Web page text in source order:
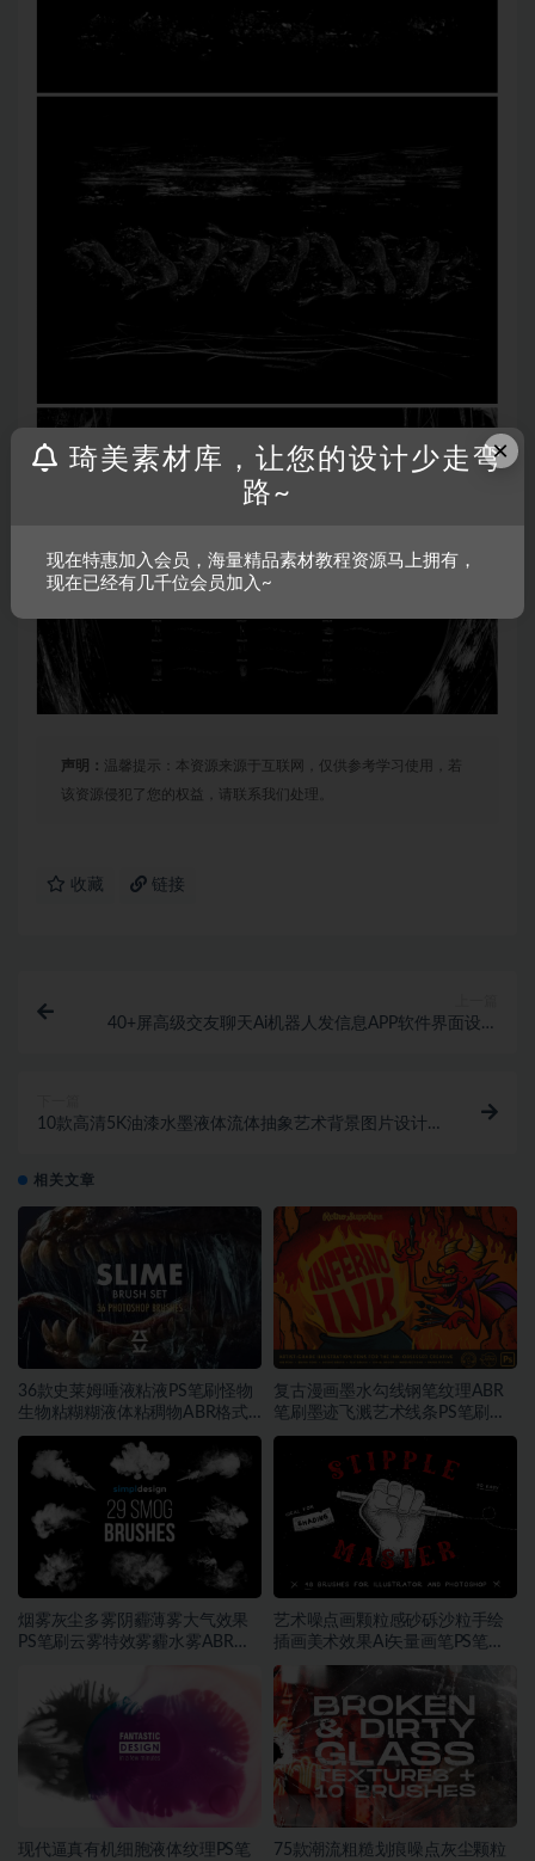
声明： 温馨提示：本资源来源于互联网，仅供参考学习使用，若
该资源侵犯了您的权益，请联系我们处理。
收藏 链接
40+屏高级交友聊天Ai机器人发信息APP软件界面设计
10款高清5K油漆水墨液体流体抽象艺术背景图片设计
相关文章
36款史莱姆唾液粘液PS笔刷怪物
生物粘糊糊液体粘稠物ABR格式
素材
复古漫画墨水勾线钢笔纹理ABR
笔刷墨迹飞溅艺术线条PS笔刷设
计素材
烟雾灰尘多雾阴霾薄雾大气效果
PS笔刷云雾特效雾霾水雾ABR格
艺术噪点画颗粒感砂砾沙粒手绘
插画美术效果Ai矢量画笔PS笔刷
素材
现代逼真有机细胞液体纹理PS笔
75款潮流粗糙划痕噪点灰尘颗粒
×
琦美素材库，让您的设计少走弯
路~
现在特惠加入会员，海量精品素材教程资源马上拥有，
现在已经有几千位会员加入~